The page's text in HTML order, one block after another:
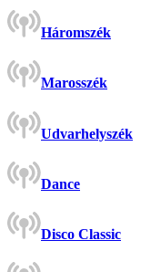
Háromszék
Marosszék
Udvarhelyszék
Dance
Disco Classic